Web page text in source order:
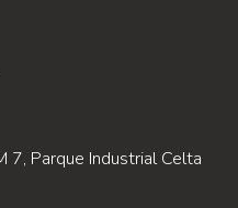
Parque Industrial Celta